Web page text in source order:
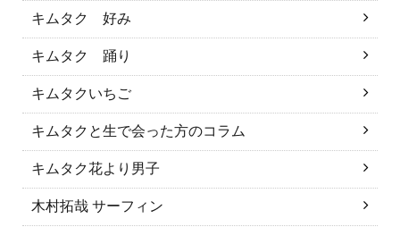
キムタク 好み
キムタク 踊り
キムタクいちご
キムタクと生で会った方のコラム
キムタク花より男子
木村拓哉 サーフィン